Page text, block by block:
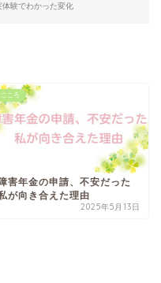
体験でわかった変化
こころ
害年金の申請、不安だった
が向き合えた理由
2025年5月13日